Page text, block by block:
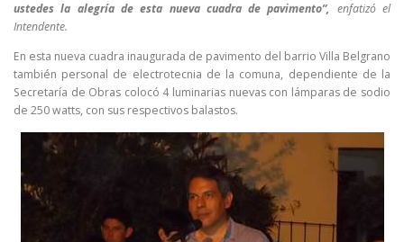
ustedes la alegría de esta nueva cuadra de pavimento”, enfatizó el
Intendente.
En esta nueva cuadra inaugurada de pavimento del barrio Villa Belgrano
también personal de electrotecnia de la comuna, dependiente de la
Secretaría de Obras colocó 4 luminarias nuevas con lámparas de sodio
de 250 watts, con sus respectivos balastos.